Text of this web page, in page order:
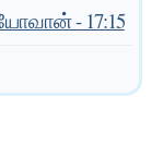
- 17:15